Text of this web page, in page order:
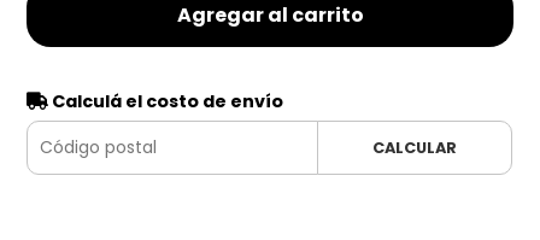
Agregar al carrito
Calculá el costo de envío
CALCULAR